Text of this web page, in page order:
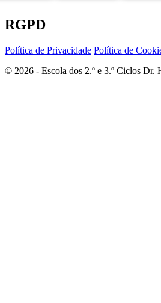
RGPD
Política de Privacidade Política de
© 2026 - Escola dos 2.º e 3.º Ciclos Dr.